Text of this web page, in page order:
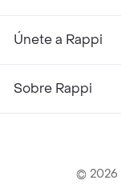
Únete a Rappi
Sobre Rappi
© 2026